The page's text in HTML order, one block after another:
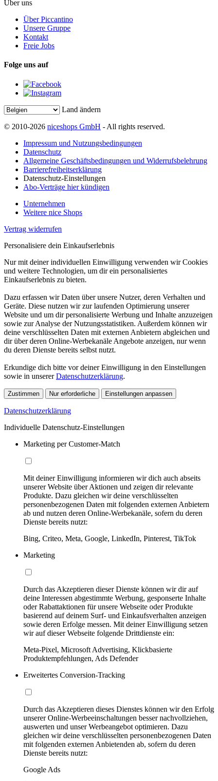
Über uns
Über Piccantino
Unsere Gruppe
Kontakt
Freie Jobs
Folge uns auf
Land ändern
© 2010-2026 niceshops GmbH - All rights reserved.
Impressum und Nutzungsbedingungen
Datenschutz
Allgemeine Geschäftsbedingungen und Widerrufsbelehrung
Barrierefreiheitserklärung
Datenschutz-Einstellungen
Abo-Verträge hier kündigen
Unternehmen
Weitere nice Shops
Vertrag widerrufen
Personalisiere dein Einkaufserlebnis
Nur mit deiner individuellen Einwilligung verwenden wir Cookies
und weitere Technologien, um dir ein personalisiertes
Einkaufserlebnis zu bieten.
Dazu erfassen wir Daten über unsere Nutzer, deren Verhalten und
Geräte. Diese nutzen wir zur laufenden Optimierung unserer
Website und um dir personalisierte Werbung und Inhalte anzuzeigen
sowie zur Analyse der Nutzungsstatistiken. Außerdem können wir
deine verschlüsselten Daten mit externen Anbietern abgleichen und
dir über deren Online-Werbekanäle Angebote anzeigen, nur wenn
du deren Dienste bereits selbst nutzt.
Erkundige dich bitte vor deiner Einwilligung in den Einstellungen
sowie in unsererDatenschutzerklärung.
Zustimmen Nur erforderliche Einstellungen anpassen
Datenschutzerklärung
Individuelle Datenschutz-Einstellungen
Marketing per Customer-Match
Mit deiner Einwilligung informieren wir dich auch abseits
unserer Website über Aktionen und zeigen dir relevante
Produkte. Dazu gleichen wir deine verschlüsselten
personenbezogenen Daten mit folgenden externen Anbietern
ab und nutzen deren Online-Werbekanäle, sofern du deren
Dienste bereits nutzt:
Bing, Criteo, Meta, Google, LinkedIn, Pinterest, TikTok
Marketing
Durch das Akzeptieren dieser Dienste können wir dir auf
deine Interessen abgestimmte Werbung, gesponserte Inhalte
oder Rabattaktionen für unsere Webseite oder Produkte
basierend auf deinem Surf- und Einkaufsverhalten anzeigen
sowie deren Erfolge messen. Mit deiner Einwilligung setzen
wir auf dieser Webseite folgende Drittdienste ein:
Meta-Pixel, Microsoft Advertising, Klickbasierte
Produktempfehlungen, Ads Defender
Erweitertes Conversion-Tracking
Durch das Akzeptieren dieses Dienstes können wir den Erfolg
unserer Online-Werbeeinschaltungen besser nachvollziehen,
auswerten und unser Werbeangebot optimieren. Dazu
gleichen wir deine verschlüsselten personenbezogenen Daten
mit folgenden externen Anbietenden ab, sofern du deren
Dienste bereits nutzt:
Google Ads